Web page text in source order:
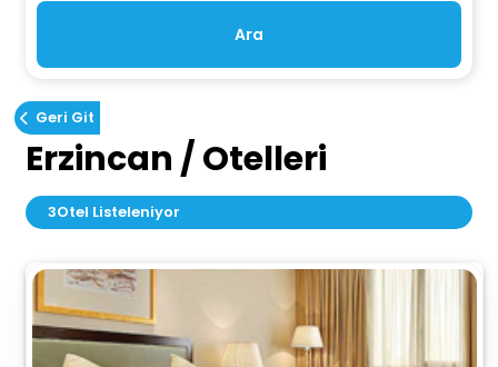
Ara
Geri Git
Erzincan / Otelleri
3Otel Listeleniyor